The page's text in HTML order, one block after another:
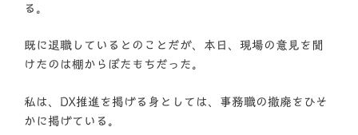
る。
既に退職しているとのことだが、本日、現場の意見を聞
けたのは棚からぼたもちだった。
私は、DX推進を掲げる身としては、事務職の撤廃をひそ
かに掲げている。